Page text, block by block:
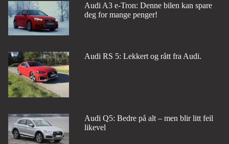
Audi A3 e-Tron: Denne bilen kan spare
deg for mange penger!
Audi RS 5: Lekkert og rått fra Audi.
Audi Q5: Bedre på alt – men blir litt feil
likevel